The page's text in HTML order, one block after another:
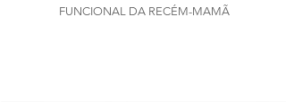
FUNCIONAL DA RECÉM-MAMÃ